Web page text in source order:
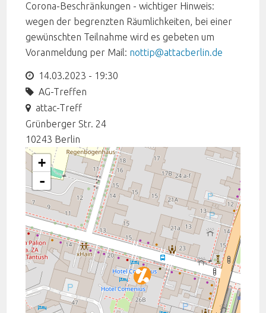
Corona-Beschränkungen - wichtiger Hinweis:
wegen der begrenzten Räumlichkeiten, bei einer
gewünschten Teilnahme wird es gebeten um
Voranmeldung per Mail: nottip@attacberlin.de
14.03.2023 - 19:30
AG-Treffen
attac-Treff
Grünberger Str. 24
10243 Berlin
+
-